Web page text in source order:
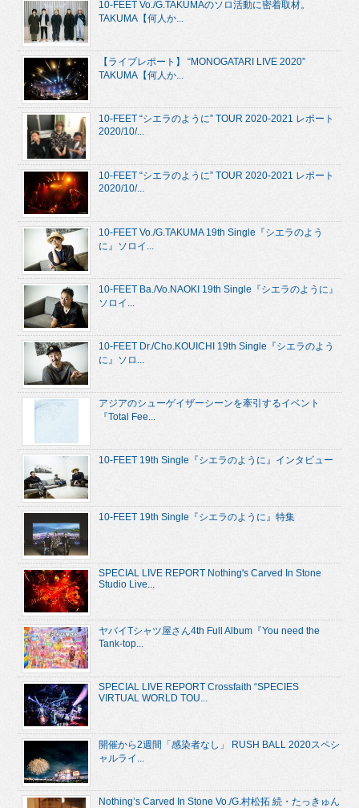
10-FEET Vo./G.TAKUMAのソロ活動に密着取材。
TAKUMA【何人か...
【ライブレポート】 “MONOGATARI LIVE 2020”
TAKUMA【何人か...
10-FEET “シエラのように” TOUR 2020-2021 レポート
2020/10/...
10-FEET “シエラのように” TOUR 2020-2021 レポート
2020/10/...
10-FEET Vo./G.TAKUMA 19th Single『シエラのよう
に』ソロイ...
10-FEET Ba./Vo.NAOKI 19th Single『シエラのように』
ソロイ...
10-FEET Dr./Cho.KOUICHI 19th Single『シエラのよう
に』ソロ...
アジアのシューゲイザーシーンを牽引するイベント
『Total Fee...
10-FEET 19th Single『シエラのように』インタビュー
10-FEET 19th Single『シエラのように』特集
SPECIAL LIVE REPORT Nothing's Carved In Stone
Studio Live...
ヤバイTシャツ屋さん4th Full Album『You need the
Tank-top...
SPECIAL LIVE REPORT Crossfaith “SPECIES
VIRTUAL WORLD TOU...
開催から2週間「感染者なし」 RUSH BALL 2020スペシ
ャルライ...
Nothing’s Carved In Stone Vo./G.村松拓 続・たっきゅん